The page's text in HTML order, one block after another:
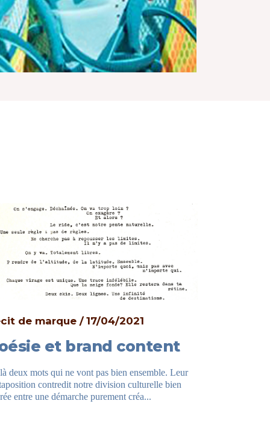
de marque 17/04/2021
et brand content
deux mots qui ne vont pas bien ensemble. Leur
contredit notre division culturelle bien
entre une démarche purement créa...